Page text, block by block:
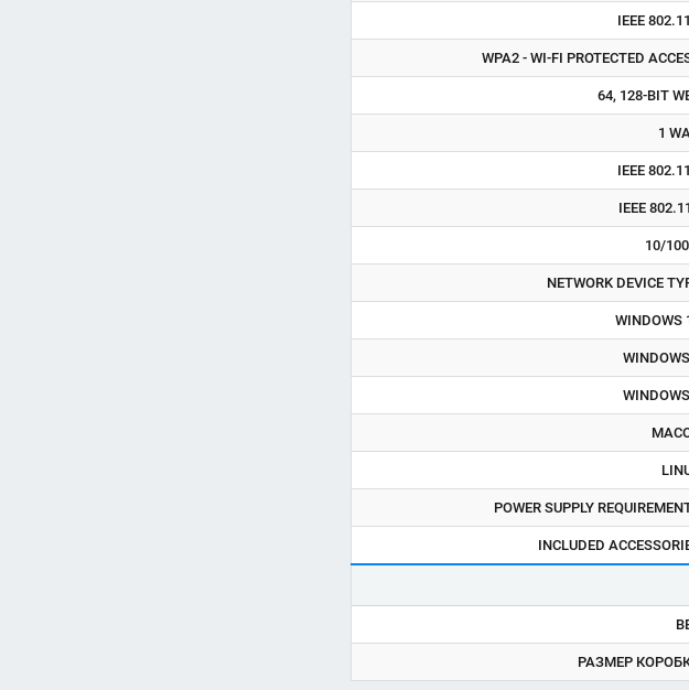
IEEE
WPA2 - WI-FI PROTECTED
64, 128-BIT
1
IEEE
IEEE
10/
NETWORK DEVICE
WINDOWS
POWER SUPPLY
INCLUDED
РАЗМЕР